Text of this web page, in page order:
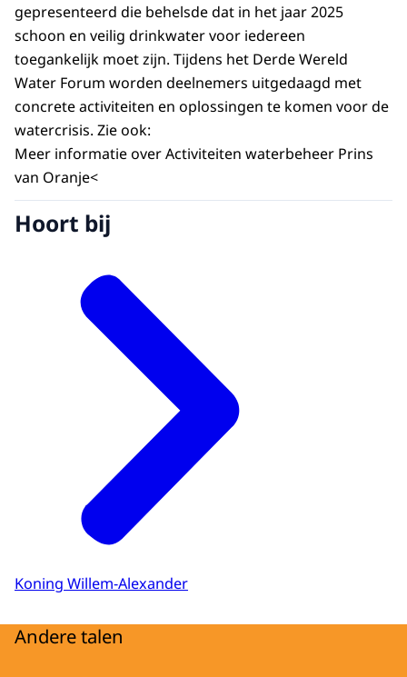
gepresenteerd die behelsde dat in het jaar 2025
schoon en veilig drinkwater voor iedereen
toegankelijk moet zijn. Tijdens het Derde Wereld
Water Forum worden deelnemers uitgedaagd met
concrete activiteiten en oplossingen te komen voor de
watercrisis. Zie ook:
Meer informatie over Activiteiten waterbeheer Prins
van Oranje<
Hoort bij
Koning Willem-Alexander
Andere talen